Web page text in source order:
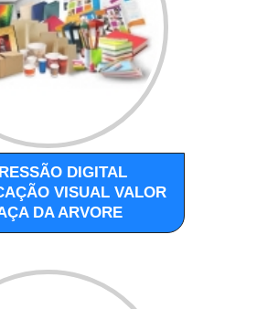
DIGITAL
VISUAL VALOR
DA ARVORE